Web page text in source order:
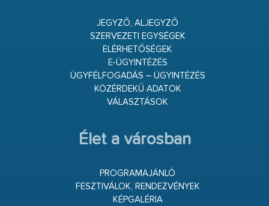
JEGYZŐ, ALJEGYZŐ
SZERVEZETI EGYSÉGEK
ELÉRHETŐSÉGEK
E-ÜGYINTÉZÉS
ÜGYFÉLFOGADÁS – ÜGYINTÉZÉS
KÖZÉRDEKŰ ADATOK
VÁLASZTÁSOK
Élet a városban
PROGRAMAJÁNLÓ
FESZTIVÁLOK, RENDEZVÉNYEK
KÉPGALÉRIA